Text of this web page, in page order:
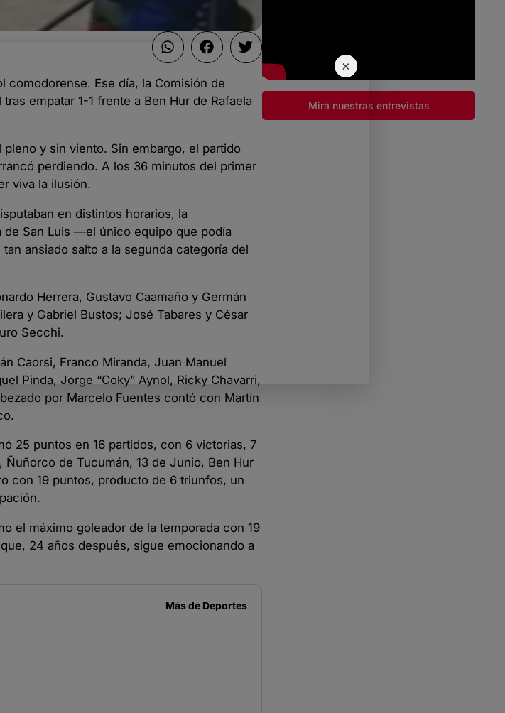
×
comodorense. Ese día, la Comisión de
empatar 1-1 frente a Ben Hur de Rafaela
y sin viento. Sin embargo, el partido
perdiendo. A los 36 minutos del primer
viva la ilusión.
en distintos horarios, la
San Luis —el único equipo que podía
ansiado salto a la segunda categoría del
Herrera, Gustavo Caamaño y Germán
y Gabriel Bustos; José Tabares y César
Secchi.
Caorsi, Franco Miranda, Juan Manuel
Pinda, Jorge “Coky” Aynol, Ricky Chavarri,
por Marcelo Fuentes contó con Martín
25 puntos en 16 partidos, con 6 victorias, 7
de Tucumán, 13 de Junio, Ben Hur
con 19 puntos, producto de 6 triunfos, un
el máximo goleador de la temporada con 19
24 años después, sigue emocionando a
Más de Deportes
Mirá nuestras entrevistas